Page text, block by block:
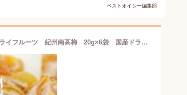
ベストオイシー編集部
【送料無料】【ポスト投函】国産 和歌山県産 ドライフルーツ 紀州南高梅 20g×6袋 国産ドライフルーツ JAわかやま JA紀南 お菓子 おやつ